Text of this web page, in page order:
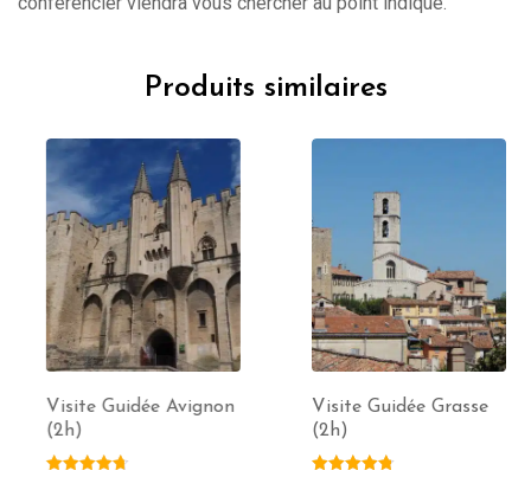
Produits similaires
Visite Guidée Avignon
(2h)
Visite Guidée Grasse
(2h)